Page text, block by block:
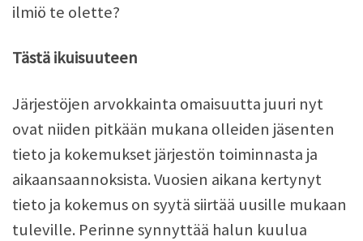
ilmiö te olette?
Tästä ikuisuuteen
Järjestöjen arvokkainta omaisuutta juuri nyt
ovat niiden pitkään mukana olleiden jäsenten
tieto ja kokemukset järjestön toiminnasta ja
aikaansaannoksista. Vuosien aikana kertynyt
tieto ja kokemus on syytä siirtää uusille mukaan
tuleville. Perinne synnyttää halun kuulua